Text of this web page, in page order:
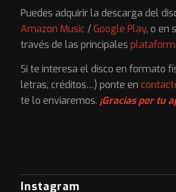
Puedes adquirir la descarga del
Amazon Music/Google Play, o en
través de las principales
Si te interesa el disco en formato
letras, créditos…) ponte en
te lo enviaremos. ¡Gracias por tu
Instagram